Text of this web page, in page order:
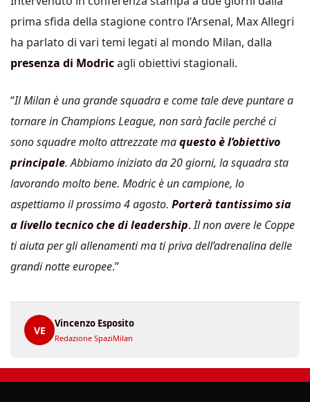
prima sfida della stagione contro l’Arsenal, Max Allegri
ha parlato di vari temi legati al mondo Milan, dalla
presenza di Modricagli obiettivi stagionali.
“Il Milan è una grande squadra e come tale deve puntare a
tornare in Champions League, non sarà facile perché ci
sono squadre molto attrezzate maquesto è l’obiettivo
principale. Abbiamo iniziato da 20 giorni, la squadra sta
lavorando molto bene. Modric è un campione, lo
aspettiamo il prossimo 4 agosto. Porterà tantissimo sia
a livello tecnico che di leadership.Il non avere le Coppe
ti aiuta per gli allenamenti ma ti priva dell’adrenalina delle
grandi notte europee.”
VE
Vincenzo Esposito
Redazione SpaziMilan